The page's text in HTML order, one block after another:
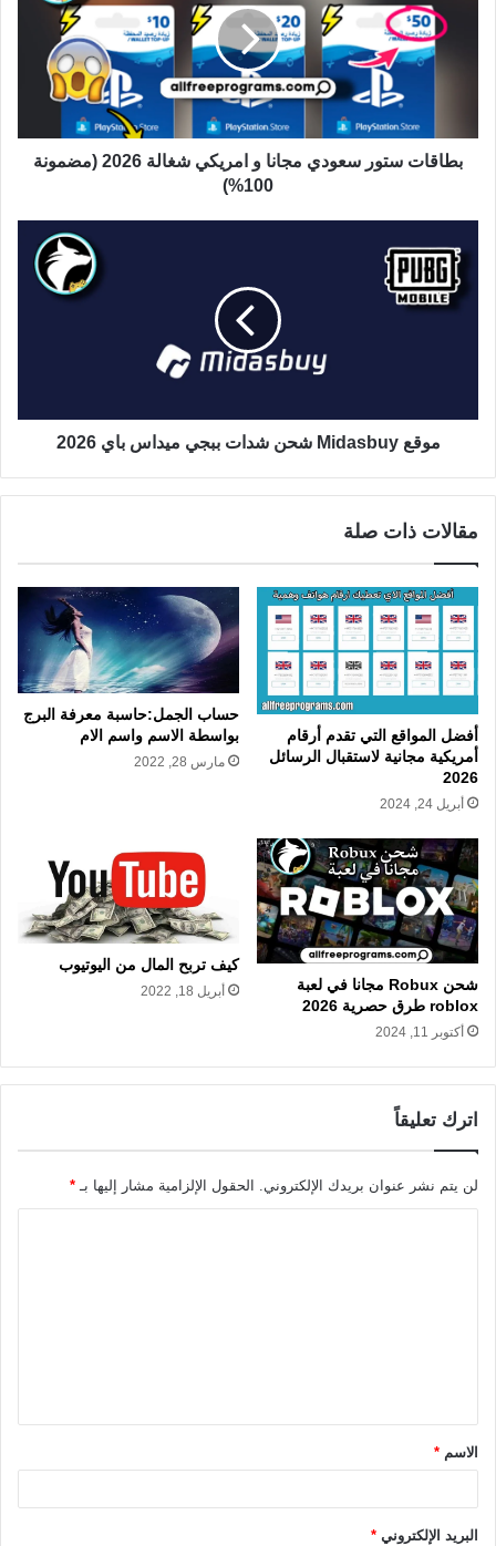
بطاقات ستور سعودي مجانا و امريكي شغالة 2026 (مضمونة
100%)
موقع Midasbuy شحن شدات ببجي ميداس باي 2026
مقالات ذات صلة
أفضل المواقع التي تقدم أرقام
أمريكية مجانية لاستقبال الرسائل
2026
أبريل 24, 2024
حساب الجمل:حاسبة معرفة البرج
بواسطة الاسم واسم الام
مارس 28, 2022
شحن Robux مجانا في لعبة
roblox طرق حصرية 2026
أكتوبر 11, 2024
كيف تربح المال من اليوتيوب
أبريل 18, 2022
اترك تعليقاً
لن يتم نشر عنوان بريدك الإلكتروني. الحقول الإلزامية مشار إليها بـ *
ق
*الاسم *
البريد الإلكتروني *